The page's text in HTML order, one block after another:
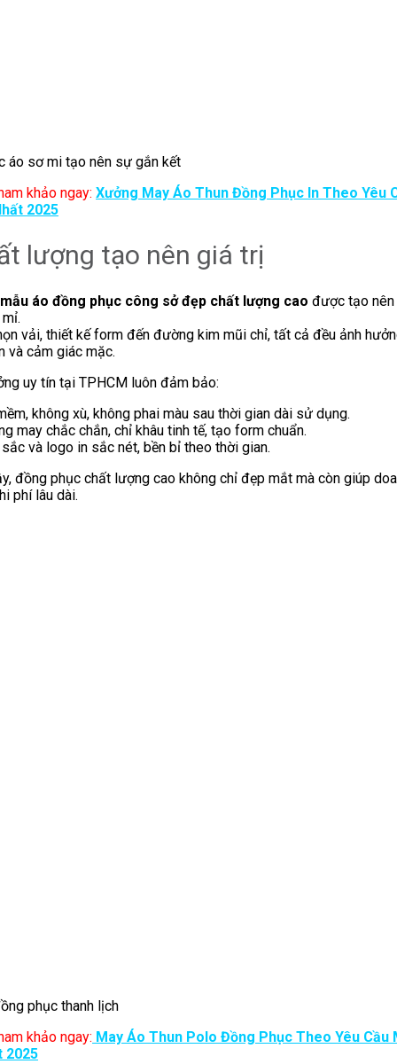
áo sơ mi tạo nên sự gắn kết
khảo ngay: Xưởng May Áo Thun Đồng Phục In Theo Yêu
2025
lượng tạo nên giá trị
mẫu áo đồng phục công sở đẹp chất lượng cao được tạo
vải, thiết kế form đến đường kim mũi chỉ, tất cả đều ảnh
và cảm giác mặc.
uy tín tại TPHCM luôn đảm bảo:
không xù, không phai màu sau thời gian dài sử dụng.
may chắc chắn, chỉ khâu tinh tế, tạo form chuẩn.
và logo in sắc nét, bền bỉ theo thời gian.
đồng phục chất lượng cao không chỉ đẹp mắt mà còn giúp
phí lâu dài.
phục thanh lịch
khảo ngay: May Áo Thun Polo Đồng Phục Theo Yêu Cầu
2025